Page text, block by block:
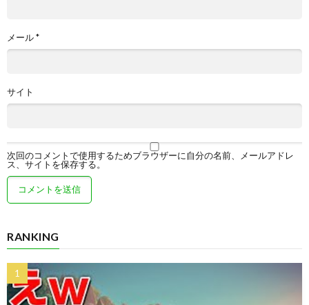
メール*
サイト
次回のコメントで使用するためブラウザーに自分の名前、メールアドレ
ス、サイトを保存する。
RANKING